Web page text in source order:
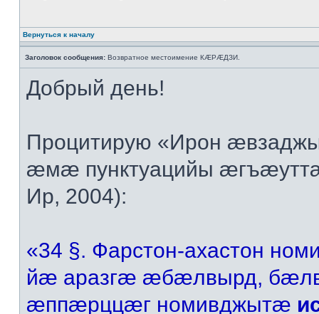
Вернуться к началу
Заголовок сообщения: Возвратное местоимение КÆРÆДЗИ.
Добрый день!
Процитирую «Ирон
æмæ пунктуацийы
Ир, 2004):
«34 §. Фарстон-ахастон
йæ аразгæ æбæлвырд,
æппæрццæг номивджытæ